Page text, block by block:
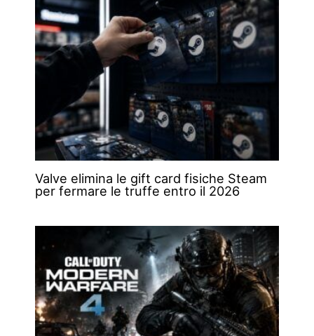
Valve elimina le gift card fisiche Steam
per fermare le truffe entro il 2026